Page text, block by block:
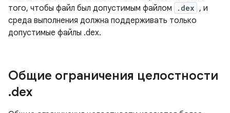
того, чтобы файл был допустимым файлом
.dex , и
среда выполнения должна поддерживать только
допустимые файлы .dex.
Общие ограничения целостности
.dex